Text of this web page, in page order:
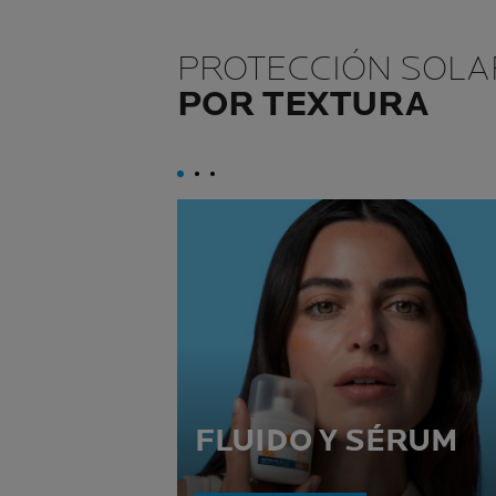
PROTECCIÓN
POR TEXTURA
FLUIDO Y SÉRUM